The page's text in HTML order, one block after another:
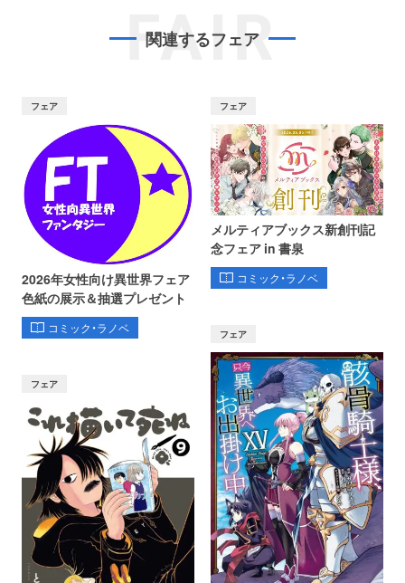
FAIR
関連するフェア
フェア
2026年女性向け異世界フェア
色紙の展示＆抽選プレゼント
コミック・ラノベ
フェア
メルティアブックス新創刊記
念フェア in 書泉
コミック・ラノベ
フェア
フェア